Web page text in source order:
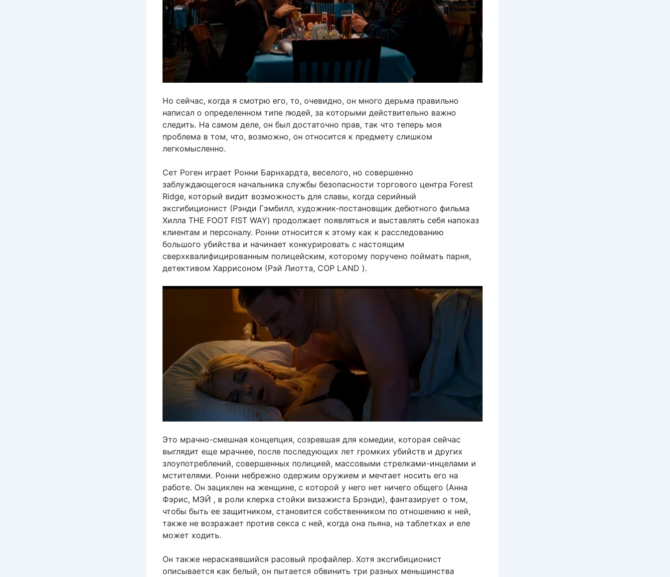
Но сейчас, когда я смотрю его, то, очевидно, он много дерьма правильно
написал о определенном типе людей, за которыми действительно важно
следить. На самом деле, он был достаточно прав, так что теперь моя
проблема в том, что, возможно, он относится к предмету слишком
легкомысленно.
Сет Роген играет Ронни Барнхардта, веселого, но совершенно
заблуждающегося начальника службы безопасности торгового центра Forest
Ridge, который видит возможность для славы, когда серийный
эксгибиционист (Рэнди Гэмбилл, художник-постановщик дебютного фильма
Хилла THE FOOT FIST WAY) продолжает появляться и выставлять себя напоказ
клиентам и персоналу. Ронни относится к этому как к расследованию
большого убийства и начинает конкурировать с настоящим
сверхквалифицированным полицейским, которому поручено поймать парня,
детективом Харрисоном (Рэй Лиотта, COP LAND ).
Это мрачно-смешная концепция, созревшая для комедии, которая сейчас
выглядит еще мрачнее, после последующих лет громких убийств и других
злоупотреблений, совершенных полицией, массовыми стрелками-инцелами и
мстителями. Ронни небрежно одержим оружием и мечтает носить его на
работе. Он зациклен на женщине, с которой у него нет ничего общего (Анна
Фэрис, МЭЙ , в роли клерка стойки визажиста Брэнди), фантазирует о том,
чтобы быть ее защитником, становится собственником по отношению к ней,
также не возражает против секса с ней, когда она пьяна, на таблетках и еле
может ходить.
Он также нераскаявшийся расовый профайлер. Хотя эксгибиционист
описывается как белый, он пытается обвинить три разных меньшинства